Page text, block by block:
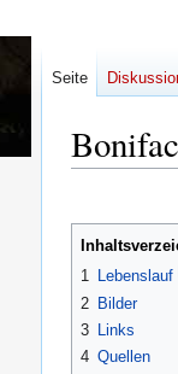
Navigation
springen
Suche
springen
1 Lebenslauf
2 Bilder
3 Links
4 Quellen
Seite